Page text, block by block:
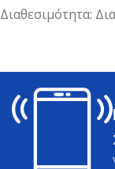
Διαθεσιμότητα: